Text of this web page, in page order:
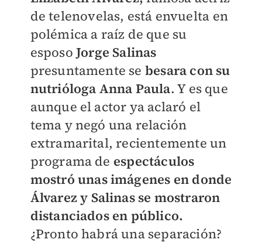
de telenovelas, está envuelta en
polémica a raíz de que su
esposo Jorge Salinas
presuntamente se besara con su
nutrióloga Anna Paula. Y es que
aunque el actor ya aclaró el
tema y negó una relación
extramarital, recientemente un
programa de espectáculos
mostró unas imágenes en donde
Álvarez y Salinas se mostraron
distanciados en público.
¿Pronto habrá una separación?